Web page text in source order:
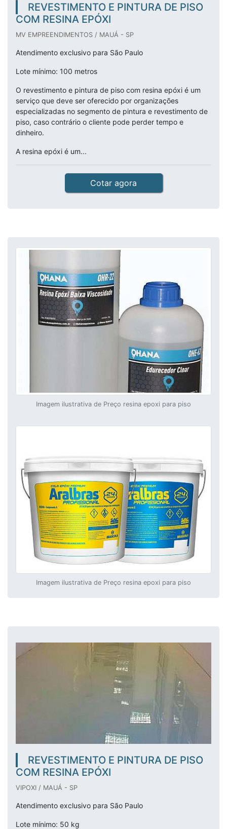
REVESTIMENTO E PINTURA DE PISO
COM RESINA EPÓXI
MV EMPREENDIMENTOS / MAUÁ - SP
Atendimento exclusivo para São Paulo
Lote mínimo: 100 metros
O revestimento e pintura de piso com resina epóxi é um
serviço que deve ser oferecido por organizações
especializadas no segmento de pintura e revestimento de
piso, caso contrário o cliente pode perder tempo e
dinheiro.
A resina epóxi é um...
Cotar agora
Imagem ilustrativa de Preço resina epoxi para piso
Imagem ilustrativa de Preço resina epoxi para piso
REVESTIMENTO E PINTURA DE PISO
COM RESINA EPÓXI
VIPOXI / MAUÁ - SP
Atendimento exclusivo para São Paulo
Lote mínimo: 50 kg